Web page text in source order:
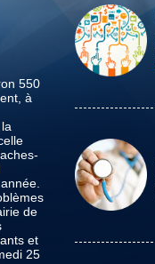
550
à
de
et
25